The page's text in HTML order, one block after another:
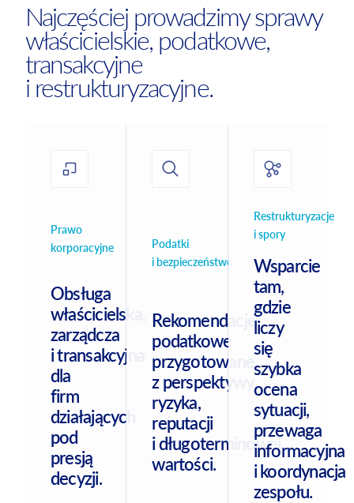
Najczęściej prowadzimy sprawy
właścicielskie, podatkowe,
transakcyjne
i restrukturyzacyjne.
Prawo
korporacyjne
Obsługa
właścicielska,
zarządcza
i transakcyjna
dla
firm
działających
pod
presją
decyzji.
Podatki
i bezpieczeństwo
Rekomendacje
podatkowe
przygotowane
z perspektywy
ryzyka,
reputacji
i długoterminowej
wartości.
Restrukturyzacje
i spory
Wsparcie
tam,
gdzie
liczy
się
szybka
ocena
sytuacji,
przewaga
informacyjna
i koordynacja
zespołu.